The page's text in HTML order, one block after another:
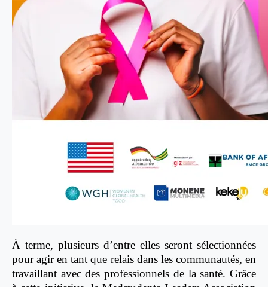
À terme, plusieurs d’entre elles seront sélectionnées
pour agir en tant que relais dans les communautés, en
travaillant avec des professionnels de la santé. Grâce